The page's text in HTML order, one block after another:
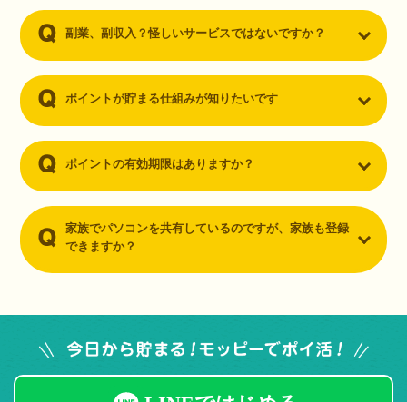
副業、副収入？怪しいサービスではないですか？
ポイントが貯まる仕組みが知りたいです
ポイントの有効期限はありますか？
家族でパソコンを共有しているのですが、家族も登録
できますか？